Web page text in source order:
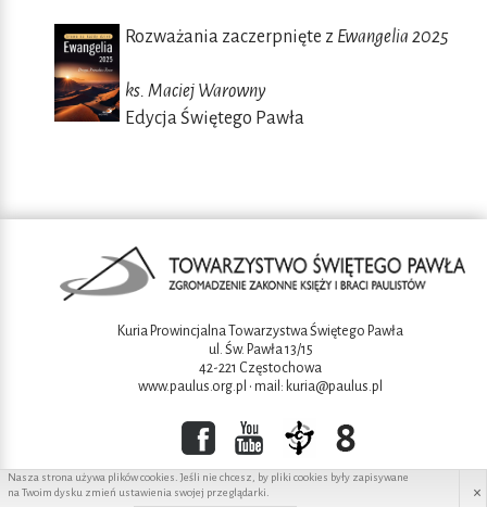
Rozważania zaczerpnięte z Ewangelia 2025
ks. Maciej Warowny
Edycja Świętego Pawła
Kuria Prowincjalna Towarzystwa Świętego Pawła
ul. Św. Pawła 13/15
42-221 Częstochowa
www.paulus.org.pl • mail: kuria@paulus.pl
Copyright ©2016 Towarzystwo świętego Pawła
Nasza strona używa plików cookies. Jeśli nie chcesz, by pliki cookies były zapisywane
na Twoim dysku zmień ustawienia swojej przeglądarki.
×